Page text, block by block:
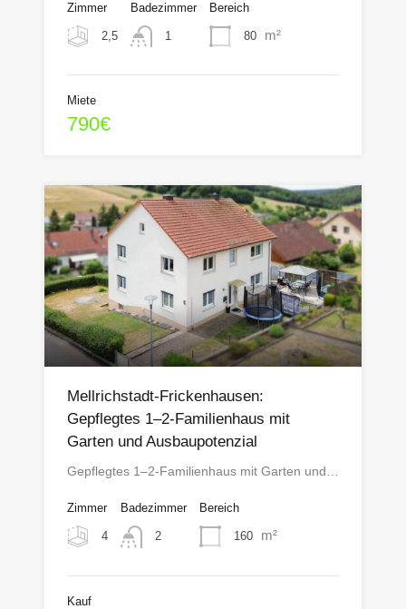
Zimmer
2,5
Badezimmer
1
Bereich
80 m²
Miete
790€
Mellrichstadt-Frickenhausen:
Gepflegtes 1–2-Familienhaus mit
Garten und Ausbaupotenzial
Gepflegtes 1–2-Familienhaus mit Garten und…
Zimmer
4
Badezimmer
2
Bereich
160 m²
Kauf